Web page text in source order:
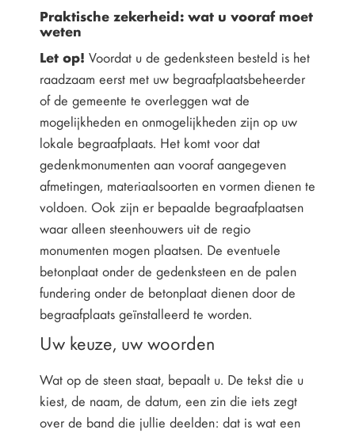
Praktische zekerheid: wat u vooraf moet
weten
Let op! Voordat u de gedenksteen besteld is het
raadzaam eerst met uw begraafplaatsbeheerder
of de gemeente te overleggen wat de
mogelijkheden en onmogelijkheden zijn op uw
lokale begraafplaats. Het komt voor dat
gedenkmonumenten aan vooraf aangegeven
afmetingen, materiaalsoorten en vormen dienen te
voldoen. Ook zijn er bepaalde begraafplaatsen
waar alleen steenhouwers uit de regio
monumenten mogen plaatsen. De eventuele
betonplaat onder de gedenksteen en de palen
fundering onder de betonplaat dienen door de
begraafplaats geïnstalleerd te worden.
Uw keuze, uw woorden
Wat op de steen staat, bepaalt u. De tekst die u
kiest, de naam, de datum, een zin die iets zegt
over de band die jullie deelden: dat is wat een